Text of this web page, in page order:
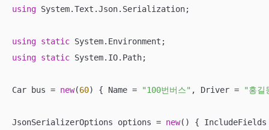
using System.Text.Json.Serialization;
using static
using static System.IO.Path;
Car bus = new(60) { Name = "100번버스" , Driver = "홍길
JsonSerializerOptions options = new() {